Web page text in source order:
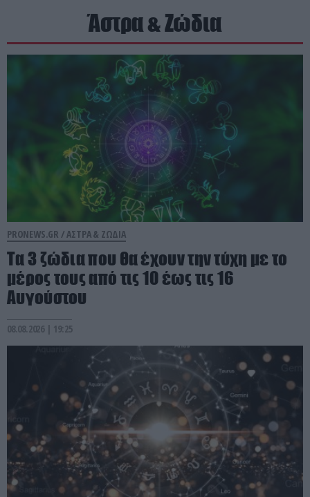
Άστρα & Ζώδια
PRONEWS.GR /ΑΣΤΡΑ & ΖΩΔΙΑ
Τα 3 ζώδια που θα έχουν την τύχη με το
μέρος τους από τις 10 έως τις 16
Αυγούστου
08.08.2026 | 19:25